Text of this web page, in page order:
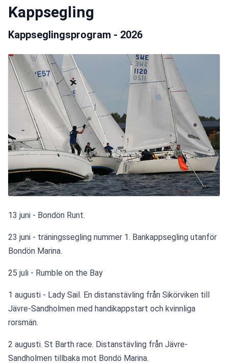
Kappsegling
Kappseglingsprogram - 2026
13 juni - Bondön Runt.
23 juni - träningssegling nummer 1. Bankappsegling utanför
Bondön Marina.
25 juli - Rumble on the Bay
1 augusti - Lady Sail. En distanstävling från Sikörviken till
Jävre-Sandholmen med handikappstart och kvinnliga
rorsmän.
2 augusti. St Barth race. Distanstävling från Jävre-
Sandholmen tillbaka mot Bondö Marina.